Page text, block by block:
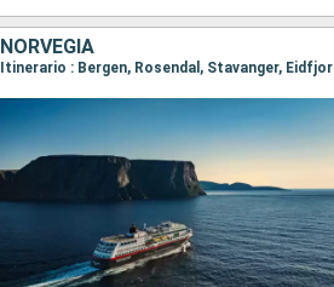
NORVEGIA
Itinerario : Bergen, Rosendal, Stavanger,